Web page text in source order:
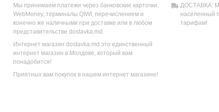
Мы принимаем платежи через банковские карточки,
WebMoney, терминалы QIWI, перечислением и
конечно же наличными при доставке или в любом
представительстве dostavka.md.
Интернет магазин dostavka.md это единственный
интернет магазин в Молдове, который вам
понадобится!
Приятных вам покупок в нашем интернет магазине!
ДОСТАВКА:
населенный
тарифам!